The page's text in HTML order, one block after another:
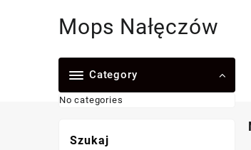
Mops Nałęczów
Category
No categories
Szukaj